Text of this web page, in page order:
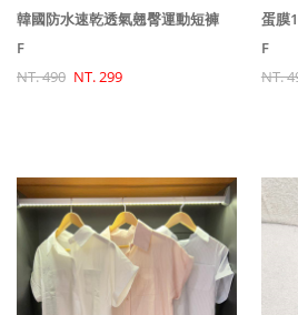
韓國防水速乾透氣翹臀運動短褲
F
NT. 490 NT. 299
蛋膜
F
NT.